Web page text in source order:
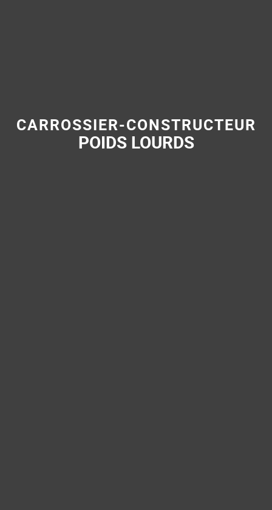
CARROSSIER-CONSTRUCTEUR
POIDS LOURDS